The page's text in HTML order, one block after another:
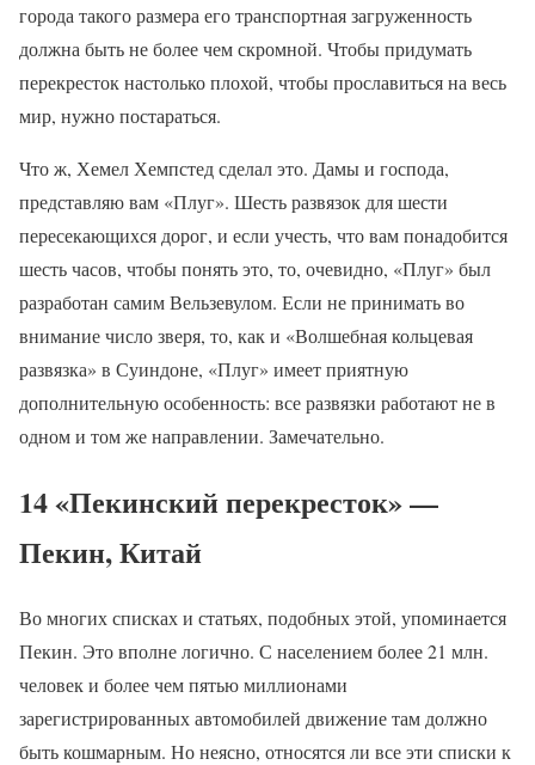
города такого размера его транспортная загруженность
должна быть не более чем скромной. Чтобы придумать
перекресток настолько плохой, чтобы прославиться на весь
мир, нужно постараться.
Что ж, Хемел Хемпстед сделал это. Дамы и господа,
представляю вам «Плуг». Шесть развязок для шести
пересекающихся дорог, и если учесть, что вам понадобится
шесть часов, чтобы понять это, то, очевидно, «Плуг» был
разработан самим Вельзевулом. Если не принимать во
внимание число зверя, то, как и «Волшебная кольцевая
развязка» в Суиндоне, «Плуг» имеет приятную
дополнительную особенность: все развязки работают не в
одном и том же направлении. Замечательно.
14 «Пекинский перекресток» —
Пекин, Китай
Во многих списках и статьях, подобных этой, упоминается
Пекин. Это вполне логично. С населением более 21 млн.
человек и более чем пятью миллионами
зарегистрированных автомобилей движение там должно
быть кошмарным. Но неясно, относятся ли все эти списки к